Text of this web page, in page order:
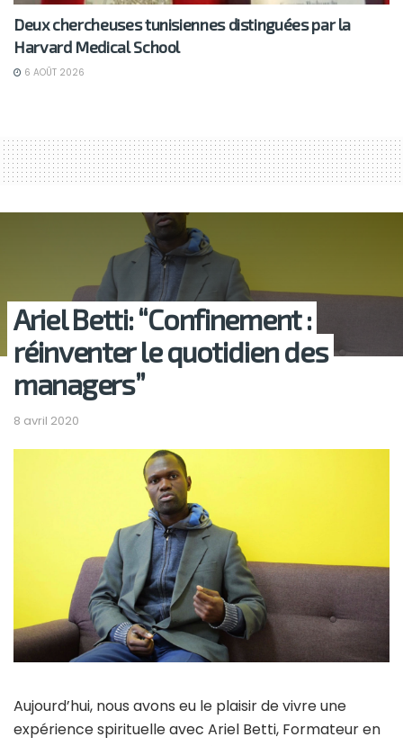
Deux chercheuses tunisiennes distinguées par la
Harvard Medical School
6 AOÛT 2026
Ariel Betti: “Confinement :
réinventer le quotidien des
managers”
8 avril 2020
Aujourd’hui, nous avons eu le plaisir de vivre une
expérience spirituelle avec Ariel Betti, Formateur en